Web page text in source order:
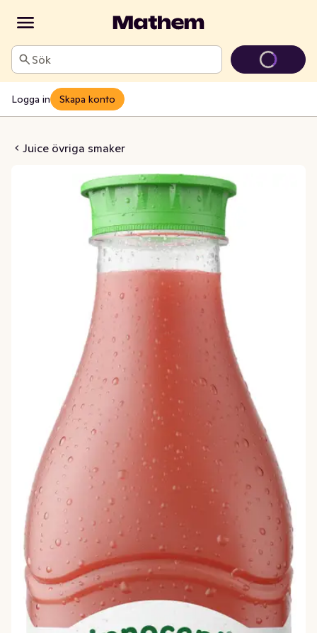
Sök
Logga in Skapa konto
Juice övriga smaker
& Hallon